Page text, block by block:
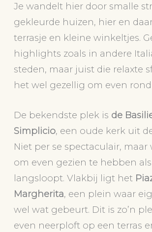
Je wandelt hier door smalle
gekleurde huizen, hier en
terrasje en kleine winkeltjes.
highlights zoals in andere
steden, maar juist die relaxte
het wel gezellig om even
De bekendste plek is de
Simplicio, een oude kerk uit de
Niet per se spectaculair, maar
om even gezien te hebben
langsloopt. Vlakbij ligt het
Margherita, een plein waar
wel wat gebeurt. Dit is zo’n
even neerploft op een terras